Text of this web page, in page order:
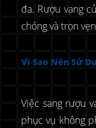
đa. Rượu vang
chóng và trọn
Vì Sao Nên Sử
Việc sang rượu
phục vụ không